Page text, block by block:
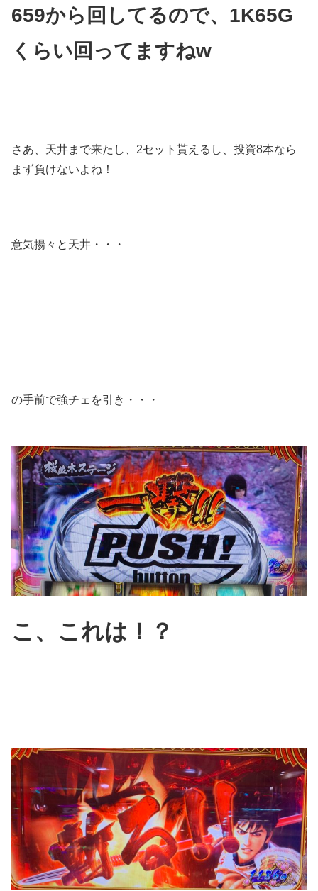
659から回してるので、1K65G
くらい回ってますねw
さあ、天井まで来たし、2セット貰えるし、投資8本なら
まず負けないよね！
意気揚々と天井・・・
の手前で強チェを引き・・・
こ、これは！？